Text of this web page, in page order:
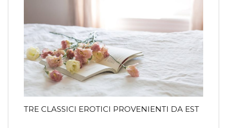
TRE CLASSICI EROTICI PROVENIENTI DA EST